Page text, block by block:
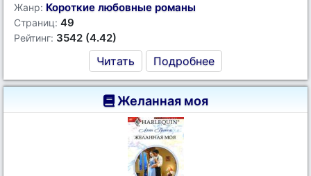
Жанр: Короткие любовные романы
Страниц: 49
Рейтинг: 3542 (4.42)
Читать Подробнее
Желанная моя